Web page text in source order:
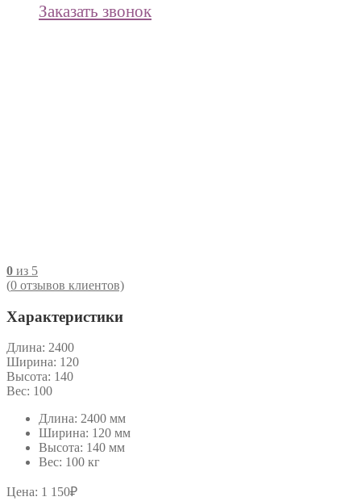
Заказать звонок
0 из 5
(0 отзывов клиентов)
Характеристики
Длина: 2400
Ширина: 120
Высота: 140
Вес: 100
Длина: 2400 мм
Ширина: 120 мм
Высота: 140 мм
Вес: 100 кг
Цена: 1 150₽